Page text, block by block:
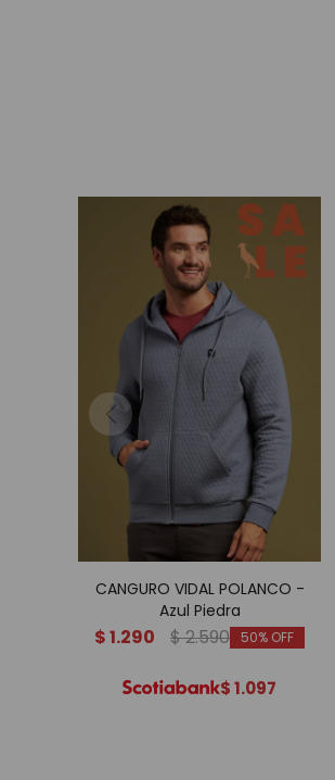
CANGURO VIDAL POLANCO -
Azul Piedra
$1.290 $2.590 50
$1.097